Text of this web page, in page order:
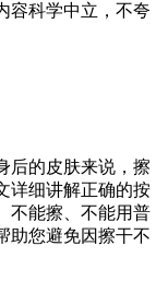
容科学中立，不夸
后的皮肤来说，擦
详细讲解正确的按
不能擦、不能用普
助您避免因擦干不